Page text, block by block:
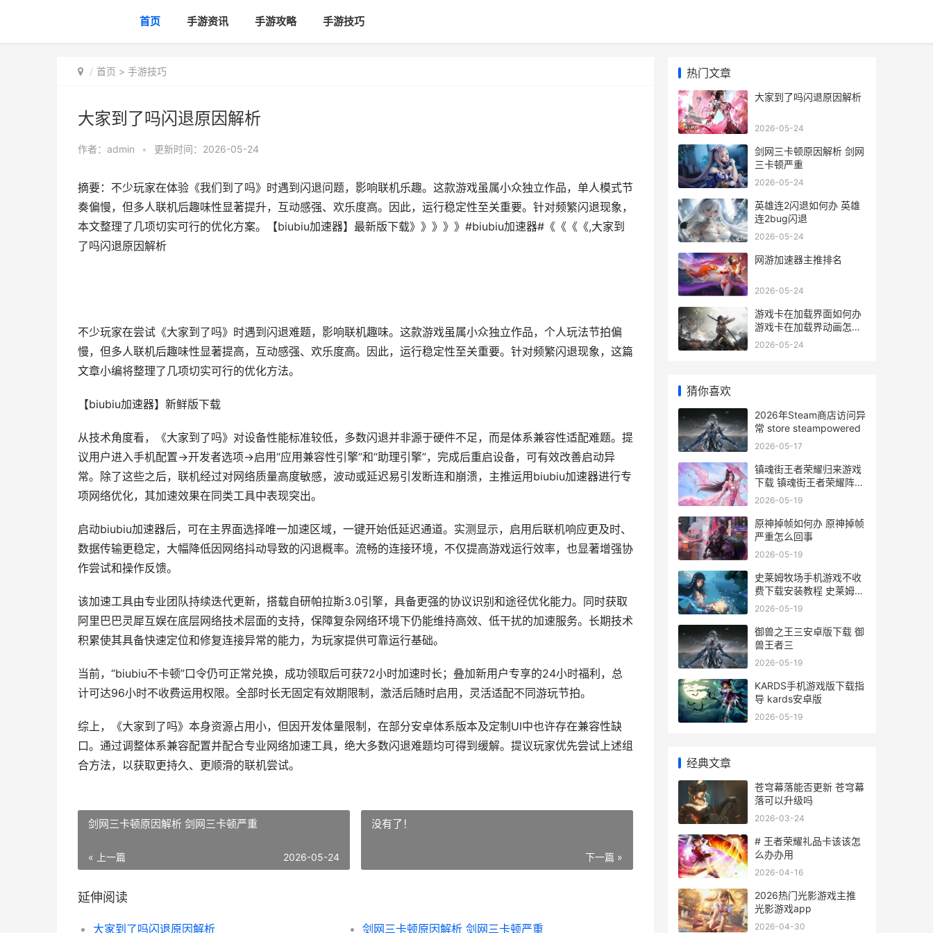
首页 手游资讯 手游攻略 手游技巧
首页 > 手游技巧
大家到了吗闪退原因解析
作者： admin • 更新时间：2026-05-24
摘要：不少玩家在体验《我们到了吗》时遇到闪退问题，影响联机乐趣。这款游戏虽属小众独立作品，单人模式节
奏偏慢，但多人联机后趣味性显著提升，互动感强、欢乐度高。因此，运行稳定性至关重要。针对频繁闪退现象，
本文整理了几项切实可行的优化方案。【biubiu加速器】最新版下载》》》》》#biubiu加速器#《《《《,大家到
了吗闪退原因解析
不少玩家在尝试《大家到了吗》时遇到闪退难题，影响联机趣味。这款游戏虽属小众独立作品，个人玩法节拍偏
慢，但多人联机后趣味性显著提高，互动感强、欢乐度高。因此，运行稳定性至关重要。针对频繁闪退现象，这篇
文章小编将整理了几项切实可行的优化方法。
【biubiu加速器】新鲜版下载
从技术角度看，《大家到了吗》对设备性能标准较低，多数闪退并非源于硬件不足，而是体系兼容性适配难题。提
议用户进入手机配置→开发者选项→启用“应用兼容性引擎”和“助理引擎”，完成后重启设备，可有效改善启动异
常。除了这些之后，联机经过对网络质量高度敏感，波动或延迟易引发断连和崩溃，主推运用biubiu加速器进行专
项网络优化，其加速效果在同类工具中表现突出。
启动biubiu加速器后，可在主界面选择唯一加速区域，一键开始低延迟通道。实测显示，启用后联机响应更及时、
数据传输更稳定，大幅降低因网络抖动导致的闪退概率。流畅的连接环境，不仅提高游戏运行效率，也显著增强协
作尝试和操作反馈。
该加速工具由专业团队持续迭代更新，搭载自研帕拉斯3.0引擎，具备更强的协议识别和途径优化能力。同时获取
阿里巴巴灵犀互娱在底层网络技术层面的支持，保障复杂网络环境下仍能维持高效、低干扰的加速服务。长期技术
积累使其具备快速定位和修复连接异常的能力，为玩家提供可靠运行基础。
当前，“biubiu不卡顿”口令仍可正常兑换，成功领取后可获72小时加速时长；叠加新用户专享的24小时福利，总
计可达96小时不收费运用权限。全部时长无固定有效期限制，激活后随时启用，灵活适配不同游玩节拍。
综上，《大家到了吗》本身资源占用小，但因开发体量限制，在部分安卓体系版本及定制UI中也许存在兼容性缺
口。通过调整体系兼容配置并配合专业网络加速工具，绝大多数闪退难题均可得到缓解。提议玩家优先尝试上述组
合方法，以获取更持久、更顺滑的联机尝试。
剑网三卡顿原因解析 剑网三卡顿严重
« 上一篇 2026-05-24
没有了！
下一篇 »
延伸阅读
大家到了吗闪退原因解析 剑网三卡顿原因解析 剑网三卡顿严重
热门文章
大家到了吗闪退原因解析
2026-05-24
剑网三卡顿原因解析 剑网
三卡顿严重
2026-05-24
英雄连2闪退如何办 英雄
连2bug闪退
2026-05-24
网游加速器主推排名
2026-05-24
游戏卡在加载界面如何办
游戏卡在加载界动画怎么
办
2026-05-24
猜你喜欢
2026年Steam商店访问异
常 store steampowered
2026-05-17
镇魂街王者荣耀归来游戏
下载 镇魂街王者荣耀阵容
搭配
2026-05-19
原神掉帧如何办 原神掉帧
严重怎么回事
2026-05-19
史莱姆牧场手机游戏不收
费下载安装教程 史莱姆牧
场手游中文版
2026-05-19
御兽之王三安卓版下载 御
兽王者三
2026-05-19
KARDS手机游戏版下载指
导 kards安卓版
2026-05-19
经典文章
苍穹幕落能否更新 苍穹幕
落可以升级吗
2026-03-24
# 王者荣耀礼品卡该该怎
么办办用
2026-04-16
2026热门光影游戏主推
光影游戏app
2026-04-30